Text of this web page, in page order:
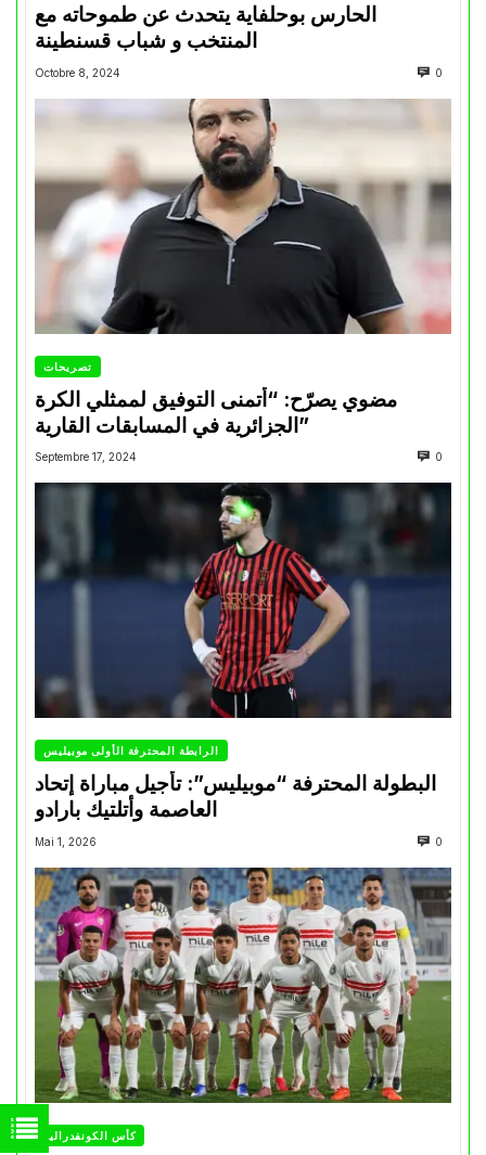
الحارس بوحلفاية يتحدث عن طموحاته مع
المنتخب و شباب قسنطينة
Octobre 8, 2024 0
تصريحات
مضوي يصرّح: “أتمنى التوفيق لممثلي الكرة
الجزائرية في المسابقات القارية”
Septembre 17, 2024 0
الرابطة المحترفة الأولى موبيليس
البطولة المحترفة “موبيليس”: تأجيل مباراة إتحاد
العاصمة وأتلتيك بارادو
Mai 1, 2026 0
كأس الكونفدرالية